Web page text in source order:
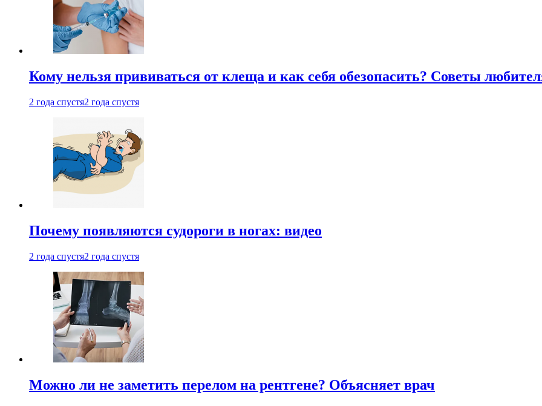
Кому нельзя прививаться от клеща и как себя обезопасить? Советы
2 года спустя2 года спустя
Почему появляются судороги в ногах: видео
2 года спустя2 года спустя
Можно ли не заметить перелом на рентгене? Объясняет врач